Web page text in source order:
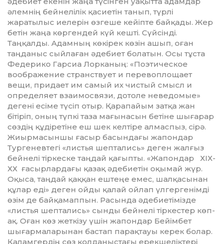
әлемнің бейнелілік қа­сиетін танып, түрлі
жаратылыс иелерін өзгеше кейіпте байқады. Жер
бетін жаңа көргендей күй кешті. Сүйсінді.
Таңқалды. Адам­­ның көкірек көзін ашып, оған
таңданыс сыйлаған әдебиет болатын. Осы тұста
Федерико Гарсиа Лорканың: «Поэтическое
воображение странствует и перевоплощает
вещи, придает им самый их чистый смысл и
определяет взаимосвязи, дотоле неведомые»
дегені есіме түсіп отыр. Қарапайым затқа жан
бітіріп, оның түпкі таза мағынасын бе­тіне шығарар
сөздің құдіретіне еш шек келтіре алмаспыз, сірә.
Жиырмасыншы ғасыр ба­сын­дағы жапондар
Тургенев­тегі «листья шептались» деген жалғыз
бейнелі тіркеске таңдай қағыпты. «Жапондар ХІХ-
ХХ ғасырлар­дағы қазақ әдебиетін оқымай жүр.
Оқы­са, таңдай қаққан еш­теңе емес, шалқасынан
құлар еді» де­ген ойды қалай ойлап үлгерге­нім­ді
өзім де байқамаппын. Ра­сын­да әдебиетімізде
«листья шеп­тались» сынды бейнелі тір­кестер көп-
ақ. Оған көз жет­кізу үшін жапондар Бейімбет
шығар­ма­ларынан бастап парақтауы ке­рек болар.
Қаламгердің сөз қол­даныстағы ерекшеліктері